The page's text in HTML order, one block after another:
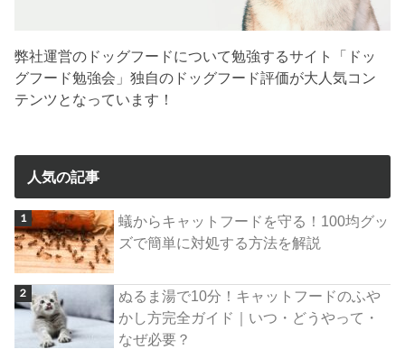
弊社運営のドッグフードについて勉強するサイト「ドッ
グフード勉強会」独自のドッグフード評価が大人気コン
テンツとなっています！
人気の記事
蟻からキャットフードを守る！100均グッ
ズで簡単に対処する方法を解説
ぬるま湯で10分！キャットフードのふや
かし方完全ガイド｜いつ・どうやって・
なぜ必要？